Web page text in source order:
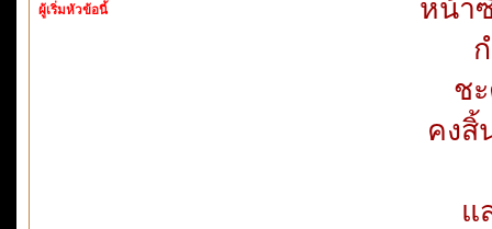
ผู้เริ่มหัวข้อนี้
หน้า
ช
คงสิ้
แ